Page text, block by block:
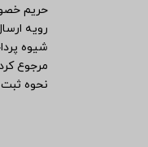
حریم
رویه
شیوه
مرجوع
نحوه